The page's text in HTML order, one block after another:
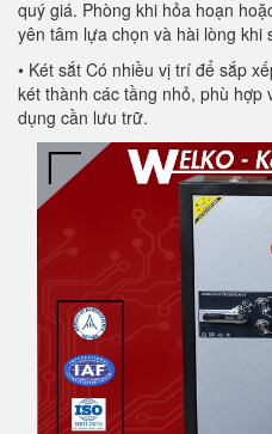
quý giá. Phòng khi hỏa hoạn
yên tâm lựa chọn và hài lòng khi
• Két sắt Có nhiều vị trí để sắp
két thành các tầng nhỏ, phù
dụng cần lưu trữ.